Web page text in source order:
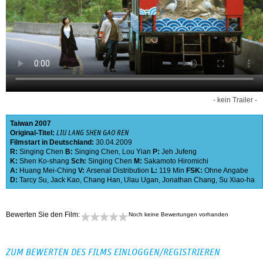
- kein Trailer -
Taiwan 2007
Original-Titel: LIU LANG SHEN GAO REN
Filmstart in Deutschland: 30.04.2009
R: Singing Chen B: Singing Chen, Lou Yian P: Jeh Jufeng
K: Shen Ko-shang Sch: Singing Chen M: Sakamoto Hiromichi
A: Huang Mei-Ching V: Arsenal Distribution L: 119 Min FSK: Ohne Angabe
D: Tarcy Su, Jack Kao, Chang Han, Ulau Ugan, Jonathan Chang, Su Xiao-ha
Bewerten Sie den Film: Noch keine Bewertungen vorhanden
ZUM BEWERTEN DES FILMS EINLOGGEN/REGISTRIEREN